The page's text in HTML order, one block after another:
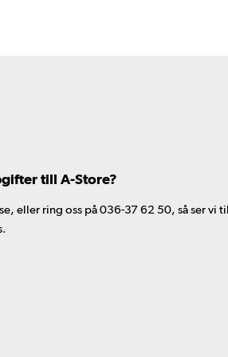
till A-Store?
eller ring oss på 036-37 62 50, så ser vi till